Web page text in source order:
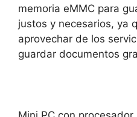
memoria eMMC para
justos y necesarios, ya
aprovechar de los
guardar documentos